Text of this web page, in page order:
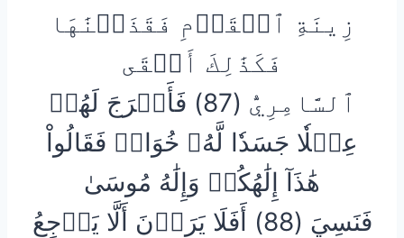
زِينَةِ ٱلۡقَوۡمِ فَقَذَفۡنَٰهَا
فَكَذَٰلِكَ أَلۡقَى
ٱلسَّامِرِيُّ (87) فَأَخۡرَجَ لَهُمۡ
عِجۡلٗا جَسَدٗا لَّهُۥ خُوَارٞ فَقَالُواْ
هَٰذَآ إِلَٰهُكُمۡ وَإِلَٰهُ مُوسَىٰ
فَنَسِيَ (88) أَفَلَا يَرَوۡنَ أَلَّا يَرۡجِعُ